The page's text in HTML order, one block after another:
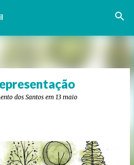
o conteúdo principal
dos Santos em 13 maio